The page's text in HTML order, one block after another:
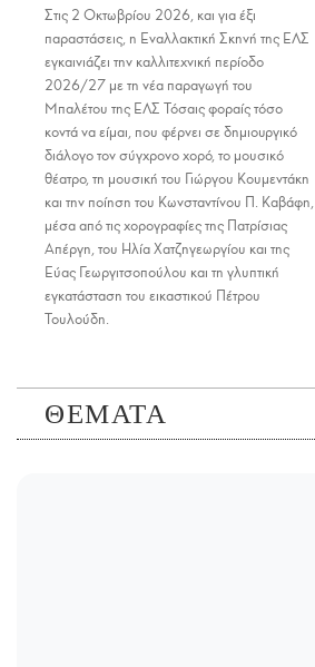
Στις 2 Οκτωβρίου 2026, και για έξι
παραστάσεις, η Εναλλακτική Σκηνή της ΕΛΣ
εγκαινιάζει την καλλιτεχνική περίοδο
2026/27 με τη νέα παραγωγή του
Μπαλέτου της ΕΛΣ Τόσαις φοραίς τόσο
κοντά να είμαι, που φέρνει σε δημιουργικό
διάλογο τον σύγχρονο χορό, το μουσικό
θέατρο, τη μουσική του Γιώργου Κουμεντάκη
και την ποίηση του Κωνσταντίνου Π. Καβάφη,
μέσα από τις χορογραφίες της Πατρίσιας
Απέργη, του Ηλία Χατζηγεωργίου και της
Εύας Γεωργιτσοπούλου και τη γλυπτική
εγκατάσταση του εικαστικού Πέτρου
Τουλούδη.
ΘΕΜΑΤΑ